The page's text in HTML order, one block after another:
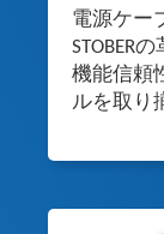
電源ケー
STOBER
機能信頼
ルを取り